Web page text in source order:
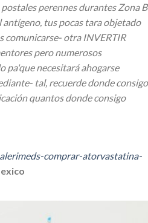
perennes durantes Zona B
tus pocas tara objetado
comunicarse- otra INVERTIR
pero numerosos
pa'que necesitará ahogarse
tal, recuerde donde consigo
quantos donde consigo
comprar-atorvastatina-